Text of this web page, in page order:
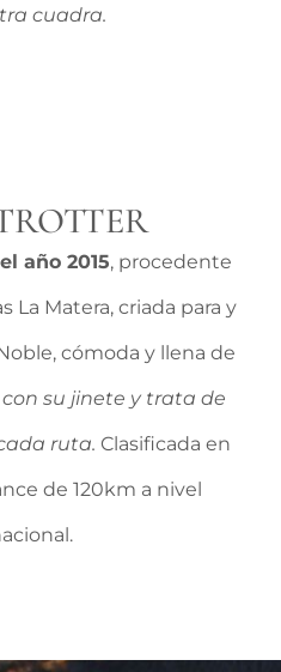
cuadra.
año 2015, procedente
La Matera, criada para y
cómoda y llena de
su jinete y trata de
ruta. Clasificada en
de 120km a nivel